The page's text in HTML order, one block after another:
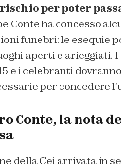
per poter
Conte ha concesso
funebri: le esequie
aperti e
e i celebranti
per concedere
Conte, la nota
della Cei arrivata in